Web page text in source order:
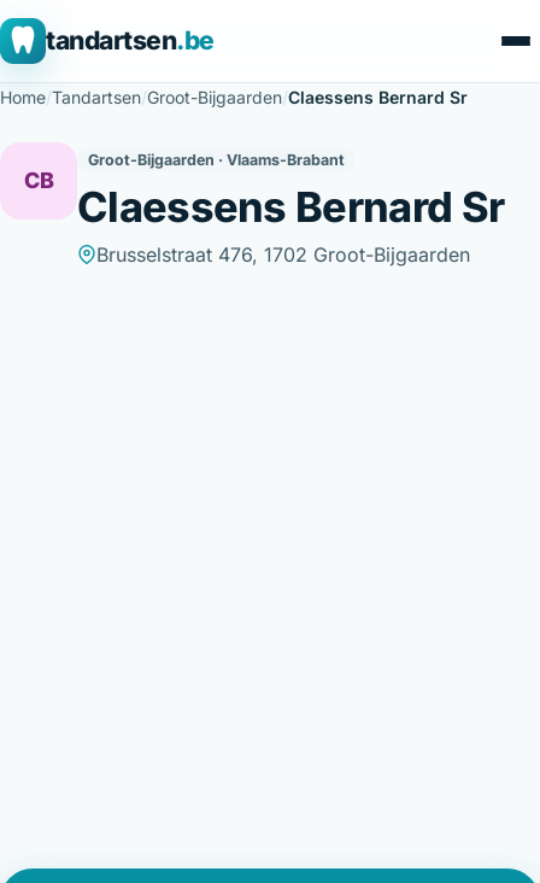
tandartsen.be
Home/Tandartsen/Groot-Bijgaarden/Claessens Bernard Sr
CB
Groot-Bijgaarden · Vlaams-Brabant
Claessens Bernard Sr
Brusselstraat 476, 1702 Groot-Bijgaarden